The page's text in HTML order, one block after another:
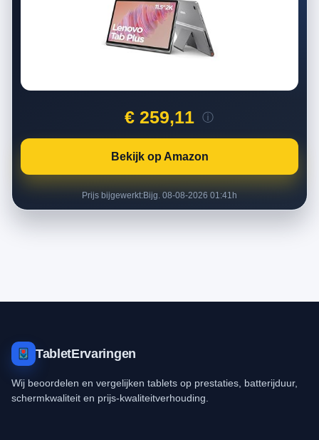
€ 259,11 ⓘ
Bekijk op Amazon
Prijs bijgewerkt:Bijg. 08-08-2026 01:41h
TabletErvaringen
Wij beoordelen en vergelijken tablets op prestaties, batterijduur,
schermkwaliteit en prijs-kwaliteitverhouding.